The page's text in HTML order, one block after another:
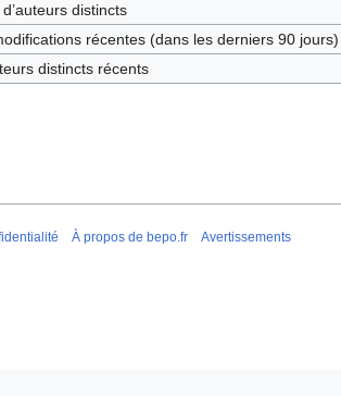
distincts
récentes (dans les derniers 90 jours)
distincts récents
À propos de bepo.fr Avertissements